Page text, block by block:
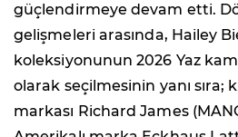
güçlendirmeye devam etti.
gelişmeleri arasında, Hailey
koleksiyonunun 2026 Yaz
olarak seçilmesinin yanı sıra;
markası Richard James